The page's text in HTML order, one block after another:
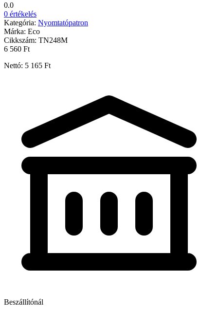
0.0
0 értékelés
Kategória: Nyomtatópatron
Márka: Eco
Cikkszám: TN248M
6 560 Ft
Nettó: 5 165 Ft
Beszállítónál